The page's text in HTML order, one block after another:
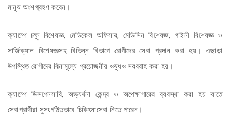
মানুষ অংশগ্রহণ করেন।
ক্যাম্পে চক্ষু বিশেষজ্ঞ, মেডিকেল অফিসার, মেডিসিন বিশেষজ্ঞ, গাইনী বিশেষজ্ঞ ও
সার্জিক্যাল বিশেষজ্ঞসহ বিভিন্ন বিভাগে রোগীদের সেবা প্রদান করা হয়। এছাড়া
উপস্থিত রোগীদের বিনামূল্যে প্রয়োজনীয় ওষুধও সরবরাহ করা হয়।
ক্যাম্পে ডিসপেনসারি, অভ্যর্থনা কেন্দ্র ও অপেক্ষাগারের ব্যবস্থা করা হয় যাতে
সেবাপ্রার্থীরা সুসংগঠিতভাবে চিকিৎসাসেবা নিতে পারেন।